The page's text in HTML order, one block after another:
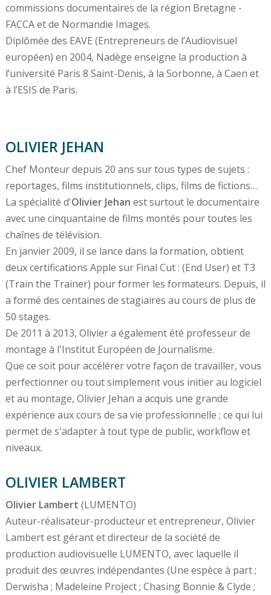
commissions documentaires de la région Bretagne -
FACCA et de Normandie Images.
Diplômée des EAVE (Entrepreneurs de l’Audiovisuel
européen) en 2004, Nadège enseigne la production à
l’université Paris 8 Saint-Denis, à la Sorbonne, à Caen et
à l’ESIS de Paris.
OLIVIER JEHAN
Chef Monteur depuis 20 ans sur tous types de sujets :
reportages, films institutionnels, clips, films de fictions…
La spécialité d'Olivier Jehan est surtout le documentaire
avec une cinquantaine de films montés pour toutes les
chaînes de télévision.
En janvier 2009, il se lance dans la formation, obtient
deux certifications Apple sur Final Cut : (End User) et T3
(Train the Trainer) pour former les formateurs. Depuis, il
a formé des centaines de stagiaires au cours de plus de
50 stages.
De 2011 à 2013, Olivier a également été professeur de
montage à l'Institut Européen de Journalisme.
Que ce soit pour accélérer votre façon de travailler, vous
perfectionner ou tout simplement vous initier au logiciel
et au montage, Olivier Jehan a acquis une grande
expérience aux cours de sa vie professionnelle ; ce qui lui
permet de s'adapter à tout type de public, workflow et
niveaux.
OLIVIER LAMBERT
Olivier Lambert (LUMENTO)
Auteur-réalisateur-producteur et entrepreneur, Olivier
Lambert est gérant et directeur de la société de
production audiovisuelle LUMENTO, avec laquelle il
produit des œuvres indépendantes (Une espèce à part ;
Derwisha ; Madeleine Project ; Chasing Bonnie & Clyde ;